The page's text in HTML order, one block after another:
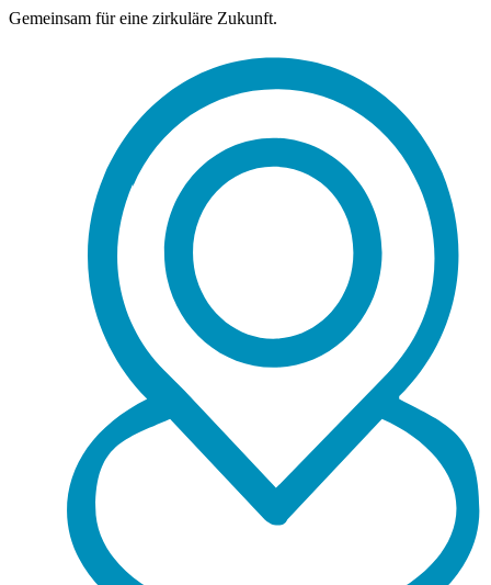
Gemeinsam für eine zirkuläre Zukunft.